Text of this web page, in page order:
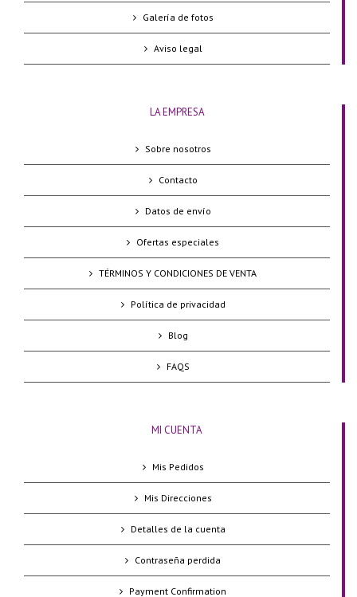
Galería de fotos
Aviso legal
LA EMPRESA
Sobre nosotros
Contacto
Datos de envío
Ofertas especiales
TÉRMINOS Y CONDICIONES DE VENTA
Política de privacidad
Blog
FAQS
MI CUENTA
Mis Pedidos
Mis Direcciones
Detalles de la cuenta
Contraseña perdida
Payment Confirmation